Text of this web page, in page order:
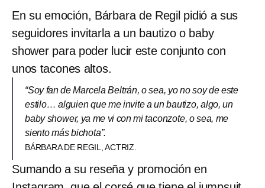
En su emoción, Bárbara de Regil pidió a sus
seguidores invitarla a un bautizo o baby
shower para poder lucir este conjunto con
unos tacones altos.
“Soy fan de Marcela Beltrán, o sea, yo no soy de este
estilo… alguien que me invite a un bautizo, algo, un
baby shower, ya me vi con mi taconzote, o sea, me
siento más bichota”.
BÁRBARA DE REGIL, ACTRIZ.
Sumando a su reseña y promoción en